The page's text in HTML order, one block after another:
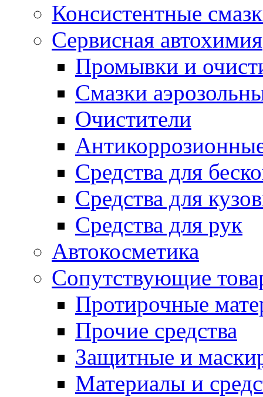
Консистентные
Сервисная автохимия
Промывки и
Смазки
Очистители
Средства для
Средства для
Средства для рук
Автокосметика
Сопутствующие
Протирочные
Прочие средства
Защитные и
Материалы и